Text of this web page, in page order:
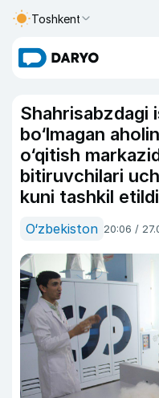
Toshkent
Shahrisabzdagi
bo‘lmagan
o‘qitish
bitiruvchilari
kuni tashkil etildi
O‘zbekiston 20:06 /